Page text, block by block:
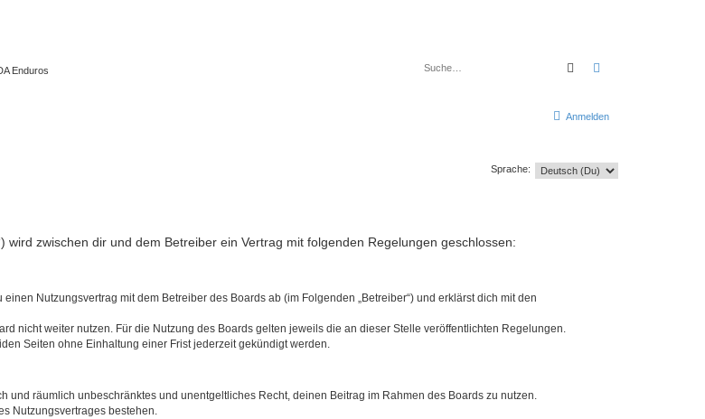
Enduros Suche
Anmelden
Sprache:
wird zwischen dir und dem Betreiber ein Vertrag mit folgenden Regelungen geschlossen:
Nutzungsvertrag mit dem Betreiber des Boards ab (im Folgenden „Betreiber“) und erklärst dich mit den
nicht weiter nutzen. Für die Nutzung des Boards gelten jeweils die an dieser Stelle veröffentlichten Regelungen.
Seiten ohne Einhaltung einer Frist jederzeit gekündigt werden.
und räumlich unbeschränktes und unentgeltliches Recht, deinen Beitrag im Rahmen des Boards zu nutzen.
Nutzungsvertrages bestehen.